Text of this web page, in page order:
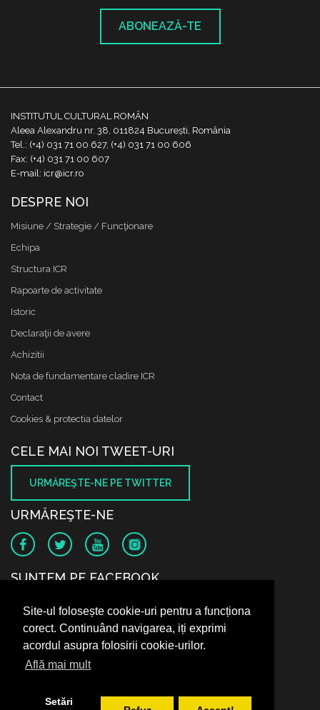
Site-ul folosește cookie-uri pentru a funcționa
corect. Continuând navigarea, iți exprimi
acordul asupra folosirii cookie-urilor.
Află mai mult
Setări
ABONEAZĂ-TE
INSTITUTUL CULTURAL ROMÂN
Aleea Alexandru nr. 38, 011824 București, România
Tel.: (+4) 031 71 00 627, (+4) 031 71 00 606
Fax: (+4) 031 71 00 607
E-mail: icr@icr.ro
DESPRE NOI
Misiune / Strategie / Funcţionare
Echipa
Structura ICR
Rapoarte de activitate
Istoric
Declaraţii de avere
Achizitii
Nota de fundamentare cladire ICR
Contact
Cookies & protectia datelor
CELE MAI NOI TWEET-URI
URMĂREŞTE-NE PE TWITTER
URMĂREŞTE-NE
SUNTEM PE FACEBOOK